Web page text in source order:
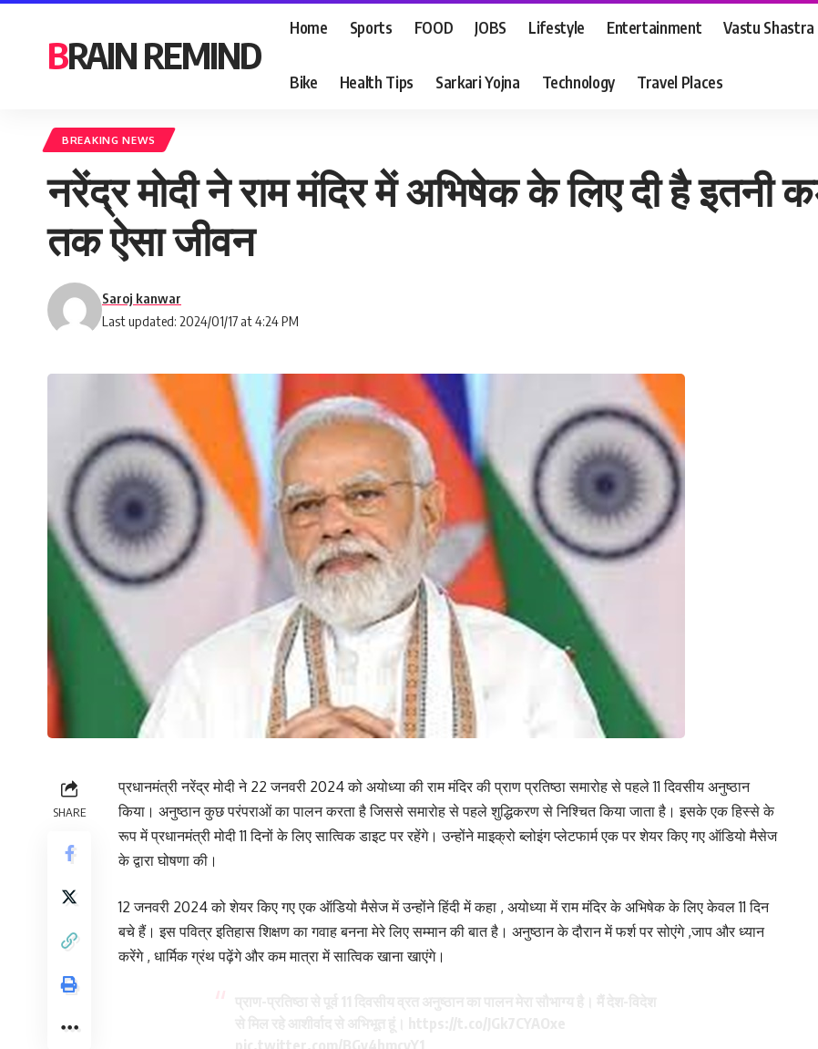
BRAIN REMIND
Home Sports FOOD JOBS Lifestyle Entertainment Vastu Shastra
Bike Health Tips Sarkari Yojna Technology Travel Places
BREAKING NEWS
नरेंद्र मोदी ने राम मंदिर में अभिषेक के लिए दी है इतनी
तक ऐसा जीवन
Last updated: 2024/01/17 at 4:24 PM
Saroj kanwar
SHARE
प्रधानमंत्री नरेंद्र मोदी ने 22 जनवरी 2024 को अयोध्या की राम मंदिर की प्राण प्रतिष्ठा समारोह से पहले 11 दिवसीय अनुष्ठान
किया। अनुष्ठान कुछ परंपराओं का पालन करता है जिससे समारोह से पहले शुद्धिकरण से निश्चित किया जाता है। इसके एक हिस्से के
रूप में प्रधानमंत्री मोदी 11 दिनों के लिए सात्विक डाइट पर रहेंगे। उन्होंने माइक्रो ब्लोइंग प्लेटफार्म एक पर शेयर किए गए ऑडियो मैसेज
के द्वारा घोषणा की।
12 जनवरी 2024 को शेयर किए गए एक ऑडियो मैसेज में उन्होंने हिंदी में कहा , अयोध्या में राम मंदिर के अभिषेक के लिए केवल 11 दिन
बचे हैं। इस पवित्र इतिहास शिक्षण का गवाह बनना मेरे लिए सम्मान की बात है। अनुष्ठान के दौरान में फर्श पर सोएंगे ,जाप और ध्यान
करेंगे , धार्मिक ग्रंथ पढ़ेंगे और कम मात्रा में सात्विक खाना खाएंगे।